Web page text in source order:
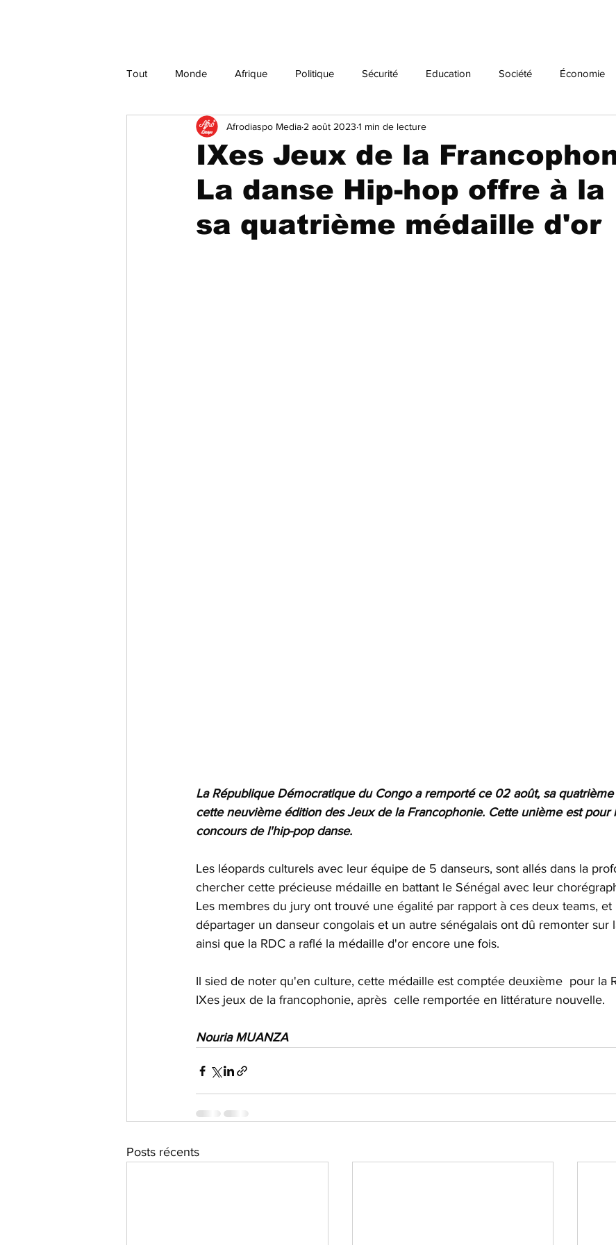
Tout Monde Afrique Politique Sécurité Education Société Économie
Justice Religion Histoire
IXes Jeux de la
La danse Hip-hop offre à la
sa quatrième médaille d'or
Afrodiaspo Media 2 août 2023 1 min de lecture
La République Démocratique du Congo a remporté ce 02 août, sa
cette neuvième édition des Jeux de la Francophonie. Cette unième est pour
concours de l'hip-pop danse.
Les léopards culturels avec leur équipe de 5 danseurs, sont allés dans la
chercher cette précieuse médaille en battant le Sénégal avec leur
Les membres du jury ont trouvé une égalité par rapport à ces deux teams, et
départager un danseur congolais et un autre sénégalais ont dû remonter sur
ainsi que la RDC a raflé la médaille d'or encore une fois.
Il sied de noter qu'en culture, cette médaille est comptée deuxième  pour la
IXes jeux de la francophonie, après  celle remportée en littérature nouvelle.
Nouria MUANZA
Posts récents